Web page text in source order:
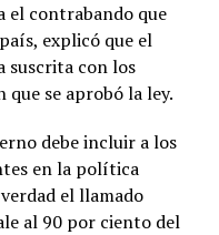
el contrabando que
explicó que el
suscrita con los
que se aprobó la ley.
debe incluir a los
en la política
el llamado
al 90 por ciento del